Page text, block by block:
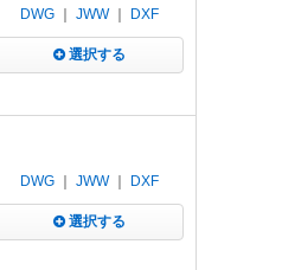
DWG JWW｜ DXF
選択する
DWG JWW｜ DXF
選択する